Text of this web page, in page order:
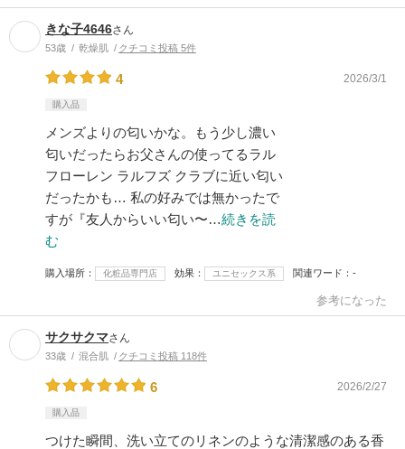
きな子4646さん
53歳 乾燥肌 クチコミ投稿 5件
4 2026/3/1
購入品
メンズよりの匂いかな。もう少し濃い
匂いだったらお父さんの使ってるラル
フローレン ラルフズ クラブに近い匂い
だったかも… 私の好みでは無かったで
すが『友人からいい匂い〜…続きを読
む
購入場所 化粧品専門店 効果 ユニセックス系 関連ワード -
参考になった
サクサクマさん
33歳 混合肌 クチコミ投稿 118件
6 2026/2/27
購入品
つけた瞬間、洗い立てのリネンのような清潔感のある香